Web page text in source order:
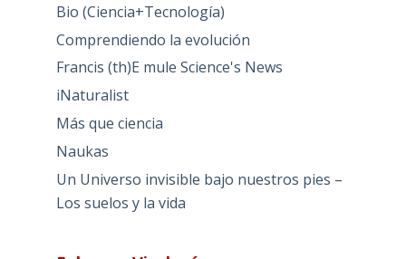
Bio (Ciencia+Tecnología)
Comprendiendo la evolución
Francis (th)E mule Science's News
iNaturalist
Más que ciencia
Naukas
Un Universo invisible bajo nuestros pies –
Los suelos y la vida